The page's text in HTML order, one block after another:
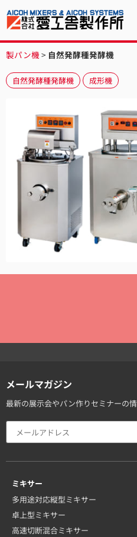
製パン機> 自然発酵種発酵機
自然発酵種発酵機 成形機
メールマガジン
最新の展示会やパン作りセミナーの
ミキサー
多用途対応縦型ミキサー
卓上型ミキサー
高速切断混合ミキサー